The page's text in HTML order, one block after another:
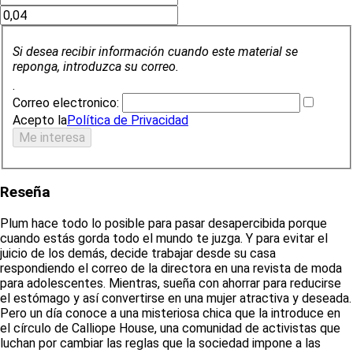
Si desea recibir información cuando este material se
reponga, introduzca su correo.
.
Correo electronico:
Acepto laPolítica de Privacidad
Reseña
Plum hace todo lo posible para pasar desapercibida porque
cuando estás gorda todo el mundo te juzga. Y para evitar el
juicio de los demás, decide trabajar desde su casa
respondiendo el correo de la directora en una revista de moda
para adolescentes. Mientras, sueña con ahorrar para reducirse
el estómago y así convertirse en una mujer atractiva y deseada.
Pero un día conoce a una misteriosa chica que la introduce en
el círculo de Calliope House, una comunidad de activistas que
luchan por cambiar las reglas que la sociedad impone a las